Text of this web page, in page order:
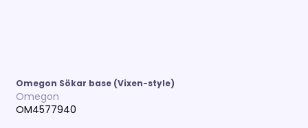
Omegon Sökar base (Vixen-style)
Omegon
OM4577940